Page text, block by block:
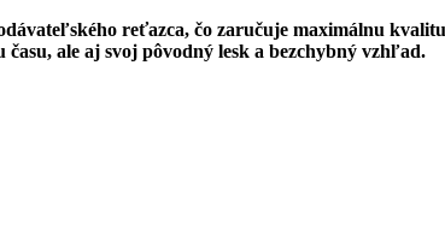
reťazca, čo zaručuje maximálnu
ale aj svoj pôvodný lesk a bezchybný vzhľad.